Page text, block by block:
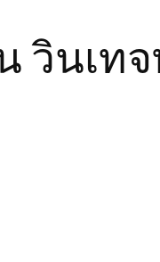
นเทจ